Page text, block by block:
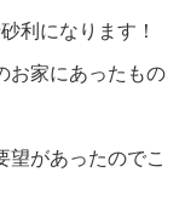
利になります！
お家にあったもの
望があったのでこ